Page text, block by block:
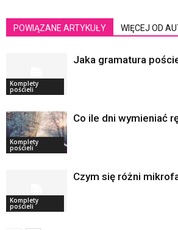
POWIĄZANE ARTYKUŁY WIĘCEJ OD
Komplety
pościeli
Jaka gramatura
Komplety
pościeli
Co ile dni wymieniać
Komplety
pościeli
Czym się różni